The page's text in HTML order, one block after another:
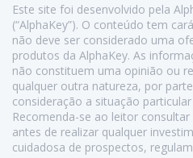
Este site foi desenvolvido pela
(“AlphaKey”). O conteúdo tem
não deve ser considerado uma
produtos da AlphaKey. As
não constituem uma opinião ou
qualquer outra natureza, por
consideração a situação
Recomenda-se ao leitor
antes de realizar qualquer
cuidadosa de prospectos,